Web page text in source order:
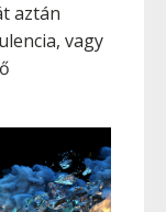
aztán
vagy